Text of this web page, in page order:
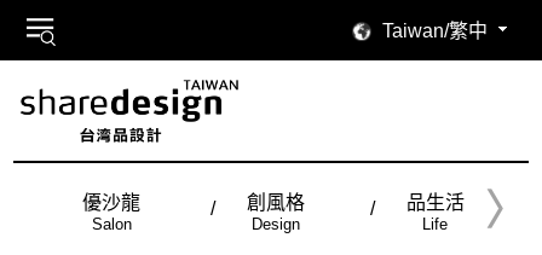
Taiwan/繁中
優沙龍
Salon
創風格
Design
品生活
Life